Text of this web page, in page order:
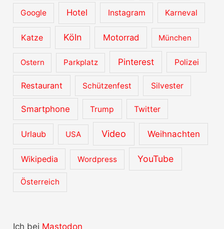
Google Hotel Instagram Karneval
Katze Köln Motorrad München
Ostern Parkplatz Pinterest Polizei
Restaurant Schützenfest Silvester
Smartphone Trump Twitter
Urlaub USA Video Weihnachten
Wikipedia Wordpress YouTube
Österreich
Ich bei Mastodon